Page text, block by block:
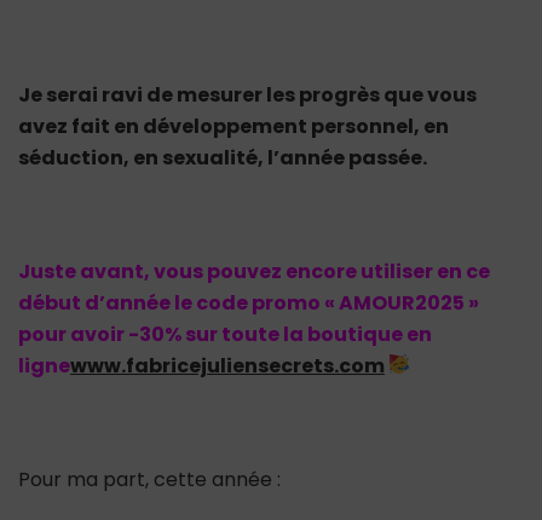
Je serai ravi de mesurer les progrès que vous
avez fait en développement personnel, en
séduction, en sexualité, l’année passée.
Juste avant, vous pouvez encore utiliser en ce
début d’année le code promo « AMOUR2025 »
pour avoir -30% sur toute la boutique en
lignewww.fabricejuliensecrets.com
Pour ma part, cette année :